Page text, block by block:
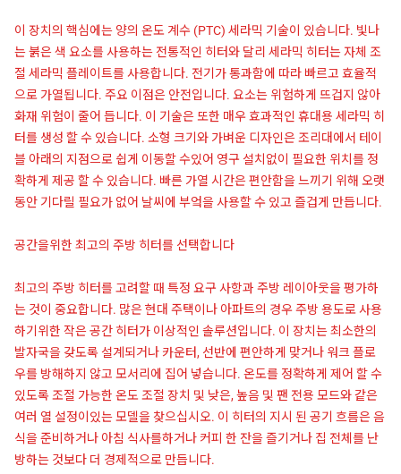
이 장치의 핵심에는 양의 온도 계수 (PTC) 세라믹 기술이 있습니다. 빛나
는 붉은 색 요소를 사용하는 전통적인 히터와 달리 세라믹 히터는 자체 조
절 세라믹 플레이트를 사용합니다. 전기가 통과함에 따라 빠르고 효율적
으로 가열됩니다. 주요 이점은 안전입니다. 요소는 위험하게 뜨겁지 않아
화재 위험이 줄어 듭니다. 이 기술은 또한 매우 효과적인 휴대용 세라믹 히
터를 생성 할 수 있습니다. 소형 크기와 가벼운 디자인은 조리대에서 테이
블 아래의 지점으로 쉽게 이동할 수있어 영구 설치없이 필요한 위치를 정
확하게 제공 할 수 있습니다. 빠른 가열 시간은 편안함을 느끼기 위해 오랫
동안 기다릴 필요가 없어 날씨에 부엌을 사용할 수 있고 즐겁게 만듭니다.
공간을위한 최고의 주방 히터를 선택합니다
최고의 주방 히터를 고려할 때 특정 요구 사항과 주방 레이아웃을 평가하
는 것이 중요합니다. 많은 현대 주택이나 아파트의 경우 주방 용도로 사용
하기위한 작은 공간 히터가 이상적인 솔루션입니다. 이 장치는 최소한의
발자국을 갖도록 설계되거나 카운터, 선반에 편안하게 맞거나 워크 플로
우를 방해하지 않고 모서리에 집어 넣습니다. 온도를 정확하게 제어 할 수
있도록 조절 가능한 온도 조절 장치 및 낮은, 높음 및 팬 전용 모드와 같은
여러 열 설정이있는 모델을 찾으십시오. 이 히터의 지시 된 공기 흐름은 음
식을 준비하거나 아침 식사를하거나 커피 한 잔을 즐기거나 집 전체를 난
방하는 것보다 더 경제적으로 만듭니다.